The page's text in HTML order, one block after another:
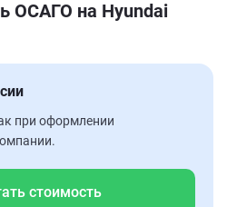
ОСАГО на Hyundai
при оформлении
стоимость